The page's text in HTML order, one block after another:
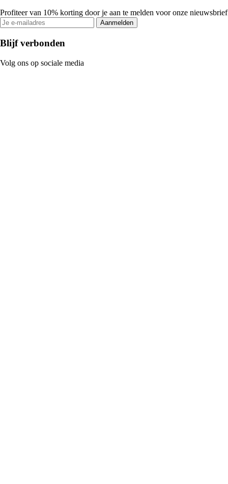
Profiteer van 10% korting door je aan te melden voor onze nieuwsbrief
Aanmelden
Blijf verbonden
Volg ons op sociale media